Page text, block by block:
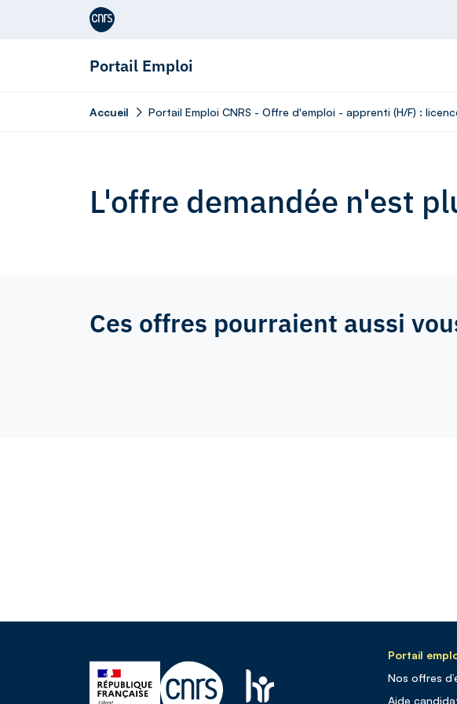
Aller au contenu
Portail Emploi
Accueil Portail Emploi CNRS - Offre d'emploi - apprenti (H/F) :
L'offre demandée n'est
Ces offres pourraient aussi
Portail
Nos offres
Aide